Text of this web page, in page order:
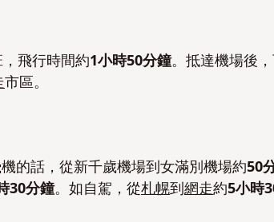
飛行時間約1小時50分鐘。抵達機場後
市區。
的話，從新千歲機場到女滿別機場約50
30分鐘。如自駕，從札幌到網走約5小時